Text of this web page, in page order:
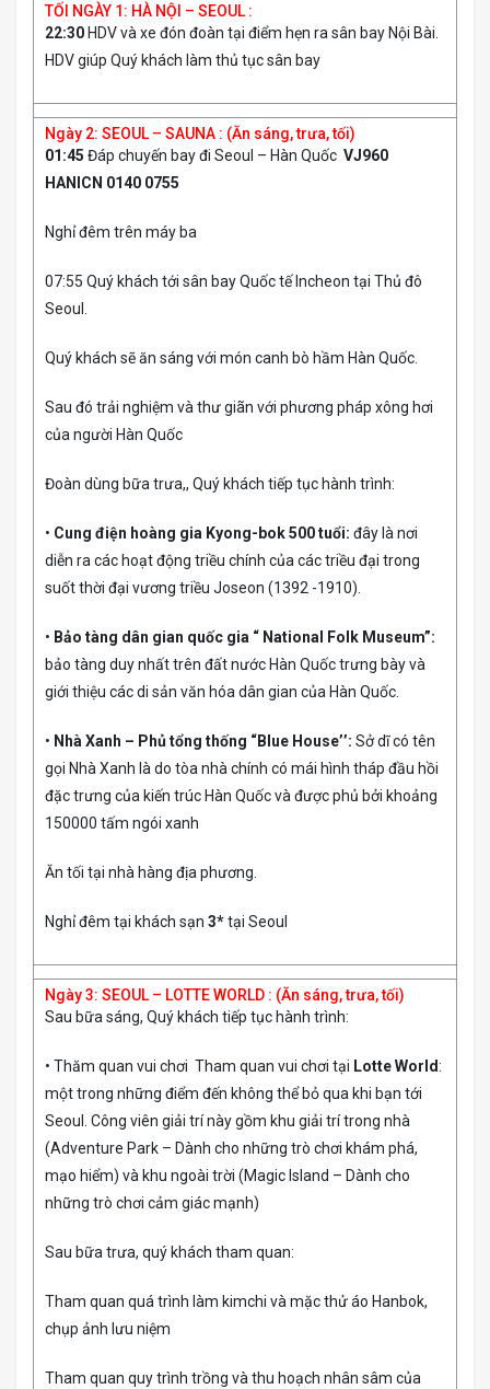
TỐI NGÀY 1: HÀ NỘI – SEOUL :
22:30 HDV và xe đón đoàn tại điểm hẹn ra sân bay Nội Bài.
HDV giúp Quý khách làm thủ tục sân bay
Ngày 2: SEOUL – SAUNA : (Ăn sáng, trưa, tối)
01:45 Đáp chuyến bay đi Seoul – Hàn Quốc VJ960
HANICN 0140 0755
Nghỉ đêm trên máy ba
07:55 Quý khách tới sân bay Quốc tế Incheon tại Thủ đô
Seoul.
Quý khách sẽ ăn sáng với món canh bò hầm Hàn Quốc.
Sau đó trải nghiệm và thư giãn với phương pháp xông hơi
của người Hàn Quốc
Đoàn dùng bữa trưa,, Quý khách tiếp tục hành trình:
• Cung điện hoàng gia Kyong-bok 500 tuổi: đây là nơi
diễn ra các hoạt động triều chính của các triều đại trong
suốt thời đại vương triều Joseon (1392 -1910).
• Bảo tàng dân gian quốc gia “ National Folk Museum”:
bảo tàng duy nhất trên đất nước Hàn Quốc trưng bày và
giới thiệu các di sản văn hóa dân gian của Hàn Quốc.
• Nhà Xanh – Phủ tổng thống “Blue House’’: Sở dĩ có tên
gọi Nhà Xanh là do tòa nhà chính có mái hình tháp đầu hồi
đặc trưng của kiến trúc Hàn Quốc và được phủ bởi khoảng
150000 tấm ngói xanh
Ăn tối tại nhà hàng địa phương.
Nghỉ đêm tại khách sạn 3*tại Seoul
Ngày 3: SEOUL – LOTTE WORLD : (Ăn sáng, trưa, tối)
Sau bữa sáng, Quý khách tiếp tục hành trình:
• Thăm quan vui chơi Tham quan vui chơi tại Lotte World:
một trong những điểm đến không thể bỏ qua khi bạn tới
Seoul. Công viên giải trí này gồm khu giải trí trong nhà
(Adventure Park – Dành cho những trò chơi khám phá,
mạo hiểm) và khu ngoài trời (Magic Island – Dành cho
những trò chơi cảm giác mạnh)
Sau bữa trưa, quý khách tham quan:
Tham quan quá trình làm kimchi và mặc thử áo Hanbok,
chụp ảnh lưu niệm
Tham quan quy trình trồng và thu hoạch nhân sâm của